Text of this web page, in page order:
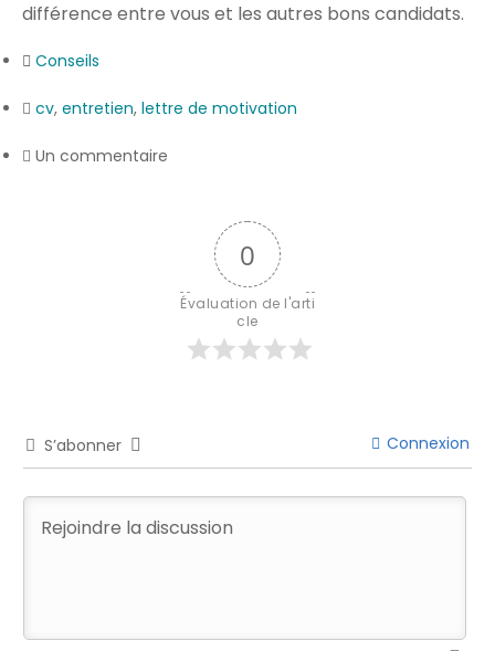
différence entre vous et les autres bons candidats.
Conseils
cv, entretien, lettre de motivation
Un commentaire
0
Évaluation de l'arti
cle
S’abonner Connexion